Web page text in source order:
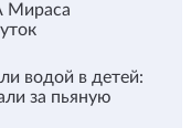
Мираса
водой в детей:
за пьяную